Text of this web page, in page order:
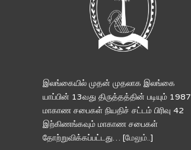
இலங்கையில் முதன் முதலாக இலங்கை
யாப்பின் 13வது திருத்தத்தின் படியும் 1987
மாகாண சபைகள் நியதிச் சட்டம் பிரிவு 42
இற்கிணங்கவும் மாகாண சபைகள்
தோற்றுவிக்கப்பட்டது… [மேலும்..]